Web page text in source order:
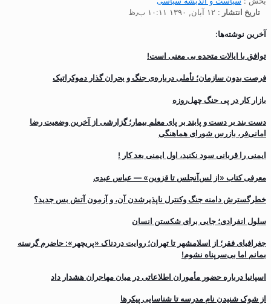
تاریخ انتشار : ۱۲ آبان, ۱۳۹۰ ۱۰:۱۱ ب٫ظ
آخرین نوشته‌ها:
توافق با ایالات متحده بی معنی است!
فرصت بدون سازمان؛ تأملی درباره‌ی جنگ و بحران گذار دموکراتیک
بازار کار در پی جنگ چهل‌روزه
دست بند بر دست و پابند بر پای معلم بیمار؛ گزارشی از آخرین وضعیت رضا
امانی‌فر، بازرس شورای هماهنگی
ایمنی را قربانی سود نکنید، اول ایمنی بعد کار !
معرفی کتاب «از لس‌آنجلس تا قزوین» — عباس عبدی
خطرگسترش دامنه جنگ وکنترل ناپذیرشدن آن، و آزمون آتش بس جدید؟
سلول انفرادی؛ جایی برای شکستن انسان
جغرافیای فقر؛ از اسلامشهر تا تهران؛ روایت دردناک «پریچهر»: حاضرم گرسنه
بمانم اما بی‌سرپناه نشوم!
اسپانیا درباره حضور مأموران اطلاعاتی در میان مهاجران هشدار داد
از شوک شنیدن نام مدرسه تا شناسایی پیکرها